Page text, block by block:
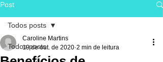
Post
Todos posts
Todos posts
Caroline Martins
19 de out. de 2020 2 min de leitura